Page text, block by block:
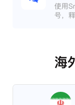
使用
号，
海